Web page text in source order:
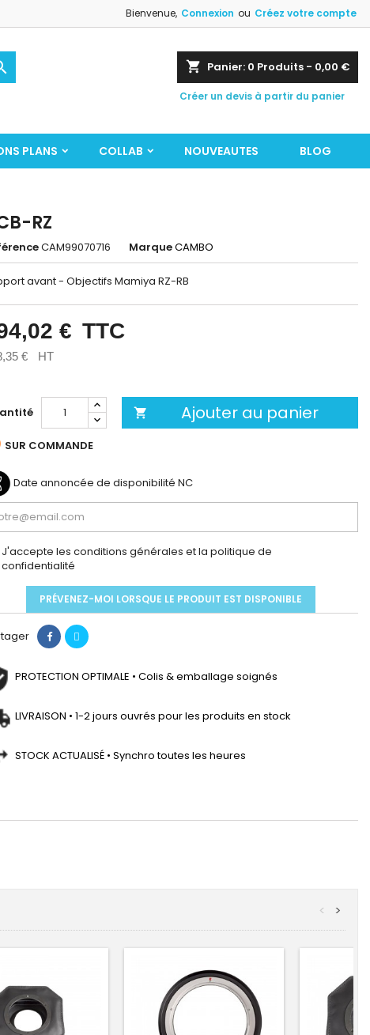
Bienvenue, Connexion ou Créez votre compte
shopping_cart Panier: 0 Produits - 0,00 €
Créer un devis à partir du panier
PLANS COLLAB NOUVEAUTES BLOG
RZ
CAM99070716 MarqueCAMBO
avant - Objectifs Mamiya RZ-RB
€ TTC
€ HT
 Ajouter au panier
SUR COMMANDE
Date annoncée de disponibilité NC
J'accepte les conditions générales et la politique de
confidentialité
PRÉVENEZ-MOI LORSQUE LE PRODUIT EST DISPONIBLE
PROTECTION OPTIMALE • Colis & emballage soignés
LIVRAISON • 1-2 jours ouvrés pour les produits en stock
STOCK ACTUALISÉ • Synchro toutes les heures
>
<